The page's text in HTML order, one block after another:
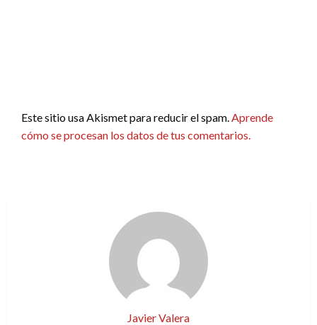
Este sitio usa Akismet para reducir el spam.Aprende
cómo se procesan los datos de tus comentarios.
Javier Valera